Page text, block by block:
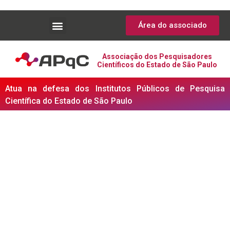
Área do associado
Associação dos Pesquisadores
Científicos do Estado de São Paulo
Atua na defesa dos Institutos Públicos de Pesquisa
Científica do Estado de São Paulo